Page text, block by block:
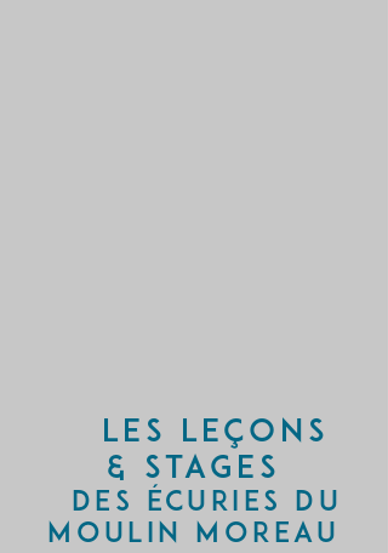
les LEÇONS
& STAGES
des écuries du
moulin moreaU